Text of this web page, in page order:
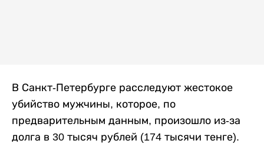
В Санкт-Петербурге расследуют жестокое
убийство мужчины, которое, по
предварительным данным, произошло из-за
долга в 30 тысяч рублей (174 тысячи тенге).